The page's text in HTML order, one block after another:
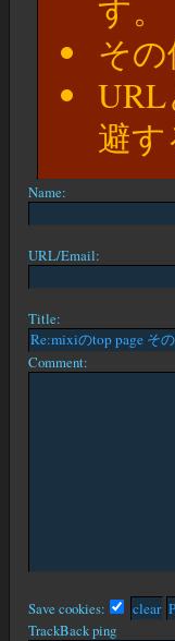
す。
そ
避
Name:
URL/Email:
Title:
Comment:
Save cookies:
TrackBack ping